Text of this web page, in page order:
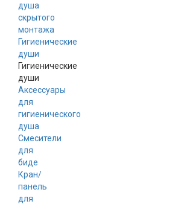
душа
скрытого
монтажа
Гигиенические
души
Гигиенические
души
Аксессуары
для
гигиенического
душа
Смесители
для
биде
Кран/
панель
для